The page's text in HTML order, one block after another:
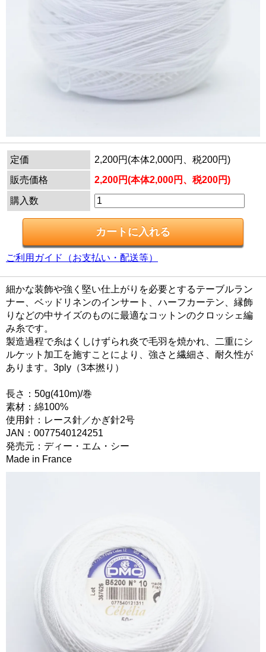
定価
2,200円(本体2,000円、税200円)
販売価格
2,200円(本体2,000円、税200円)
購入数
ご利用ガイド（お支払い・配送等）
細かな装飾や強く堅い仕上がりを必要とするテーブルラン
ナー、ベッドリネンのインサート、ハーフカーテン、縁飾
りなどの中サイズのものに最適なコットンのクロッシェ編
み糸です。
製造過程で糸はくしけずられ炎で毛羽を焼かれ、二重にシ
ルケット加工を施すことにより、強さと繊細さ、耐久性が
あります。3ply（3本撚り）
長さ：50g(410m)/巻
素材：綿100%
使用針：レース針／かぎ針2号
JAN：0077540124251
発売元：ディー・エム・シー
Made in France